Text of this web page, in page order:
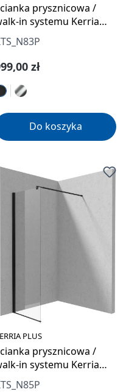
prysznicowa /
in systemu Kerria
30 cm
regularna:
zł
Do koszyka
PLUS
prysznicowa /
in systemu Kerria
50 cm